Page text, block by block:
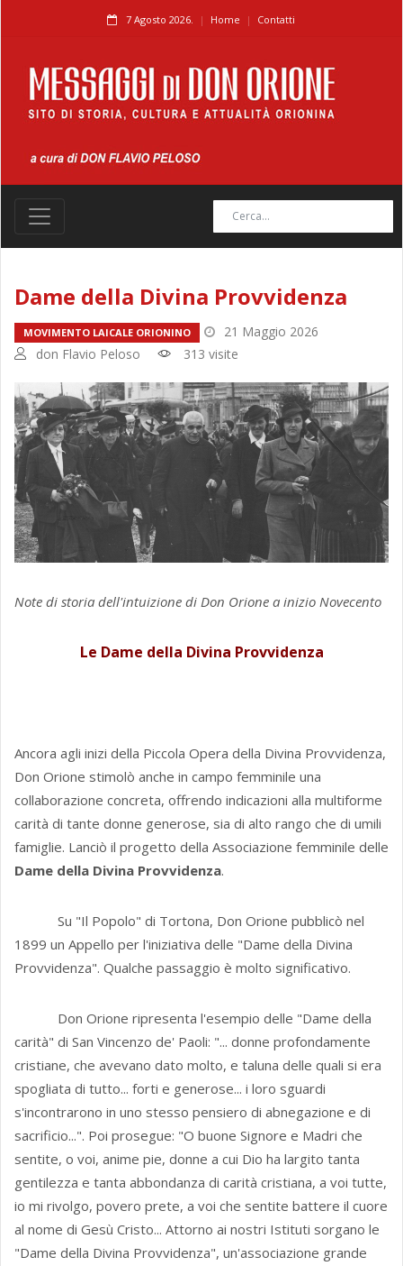
7 Agosto 2026. Home Contatti
Dame della Divina Provvidenza
MOVIMENTO LAICALE ORIONINO
21 Maggio 2026
don Flavio Peloso
313 visite
Note di storia dell'intuizione di Don Orione a inizio Novecento
Le Dame della Divina Provvidenza
Ancora agli inizi della Piccola Opera della Divina Provvidenza,
Don Orione stimolò anche in campo femminile una
collaborazione concreta, offrendo indicazioni alla multiforme
carità di tante donne generose, sia di alto rango che di umili
famiglie. Lanciò il progetto della Associazione femmi­nile delle
Dame della Divina Provvidenza.
Su "Il Popolo" di Tortona, Don Orione pubblicò nel
1899 un Appello per l'iniziativa delle "Dame della Divina
Provvi­den­za". Qualche passaggio è molto significativo.
Don Orione ripresenta l'esempio delle "Dame della
carità" di San Vincenzo de' Paoli: "... donne profonda­mente
cristiane, che avevano dato molto, e taluna delle quali si era
spogliata di tutto... forti e generose... i loro sguardi
s'incontrarono in uno stesso pensiero di abnegazione e di
sacrificio...". Poi prosegue: "O buone Signore e Madri che
sentite, o voi, anime pie, donne a cui Dio ha largito tanta
gentilezza e tanta ab­bon­danza di carità cristiana, a voi tutte,
io mi rivolgo, povero prete, a voi che sentite battere il cuore
al nome di Gesù Cristo... Attorno ai nostri Istituti sorgano le
"Dame della Divina Provvidenza", un'associazione grande